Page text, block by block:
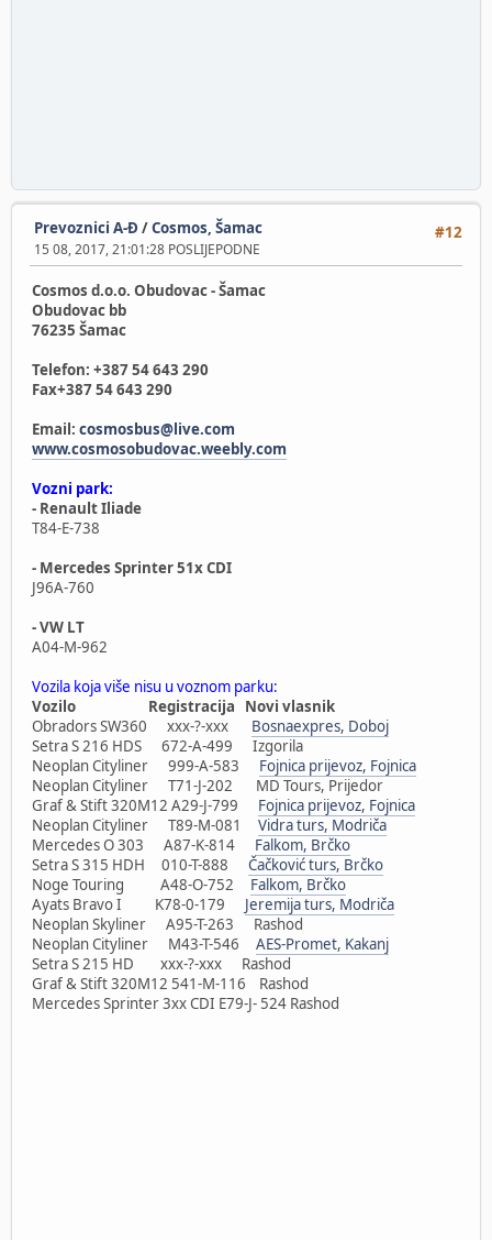
#12
Prevoznici A-Đ /Cosmos, Šamac
15 08, 2017, 21:01:28 POSLIJEPODNE
Cosmos d.o.o. Obudovac - Šamac
Obudovac bb
76235 Šamac
Telefon: +387 54 643 290
Fax+387 54 643 290
Email: cosmosbus@live.com
www.cosmosobudovac.weebly.com
Vozni park:
- Renault Iliade
T84-E-738
- Mercedes Sprinter 51x CDI
J96A-760
- VW LT
A04-M-962
Vozila koja više nisu u voznom parku:
Vozilo Registracija Novi vlasnik
Obradors SW360 xxx-?-xxx Bosnaexpres, Doboj
Setra S 216 HDS 672-A-499 Izgorila
Neoplan Cityliner 999-A-583 Fojnica prijevoz, Fojnica
Neoplan Cityliner T71-J-202 MD Tours, Prijedor
Graf & Stift 320M12 A29-J-799 Fojnica prijevoz, Fojnica
Neoplan Cityliner T89-M-081 Vidra turs, Modriča
Mercedes O 303 A87-K-814 Falkom, Brčko
Setra S 315 HDH 010-T-888 Čačković turs, Brčko
Noge Touring A48-O-752 Falkom, Brčko
Ayats Bravo I K78-0-179 Jeremija turs, Modriča
Neoplan Skyliner A95-T-263 Rashod
Neoplan Cityliner M43-T-546 AES-Promet, Kakanj
Setra S 215 HD xxx-?-xxx Rashod
Graf & Stift 320M12 541-M-116 Rashod
Mercedes Sprinter 3xx CDI E79-J- 524 Rashod